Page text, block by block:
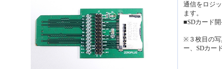
通信をロジ
ます。
■SDカード
※３枚目の写
ー、SDカー